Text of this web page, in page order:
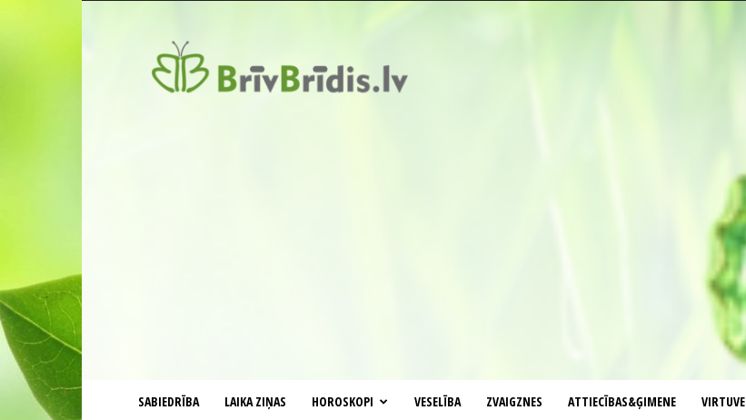
SABIEDRĪBA LAIKA ZIŅAS HOROSKOPI VESELĪBA ZVAIGZNES ATTIECĪBAS&ĢIMENE VIRTUVE